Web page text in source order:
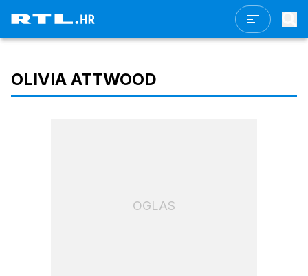
OLIVIA ATTWOOD
OGLAS